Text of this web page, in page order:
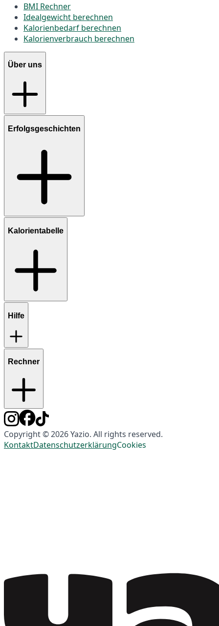
BMI Rechner
Idealgewicht berechnen
Kalorienbedarf berechnen
Kalorienverbrauch berechnen
Über uns
Erfolgsgeschichten
Kalorientabelle
Hilfe
Rechner
Copyright © 2026 Yazio. All rights reserved.
KontaktDatenschutzerklärungCookies